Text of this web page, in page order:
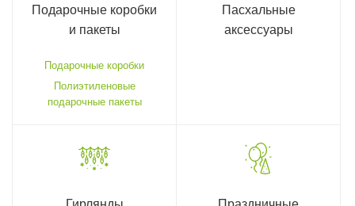
Подарочные коробки
и пакеты
Подарочные коробки
Полиэтиленовые
подарочные пакеты
Пасхальные
аксессуары